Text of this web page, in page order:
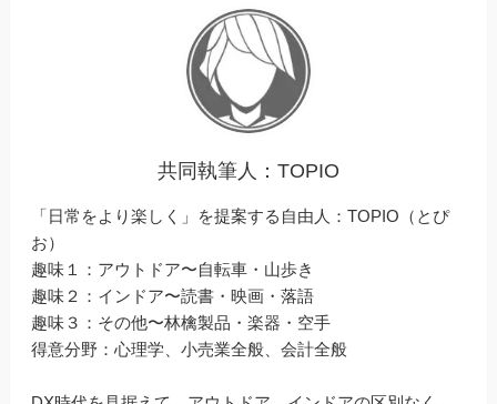
共同執筆人：TOPIO
「日常をより楽しく」を提案する自由人：TOPIO（とぴ
お）
趣味１：アウトドア〜自転車・山歩き
趣味２：インドア〜読書・映画・落語
趣味３：その他〜林檎製品・楽器・空手
得意分野：心理学、小売業全般、会計全般